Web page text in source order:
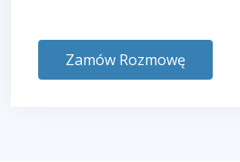
Zamów Rozmowę